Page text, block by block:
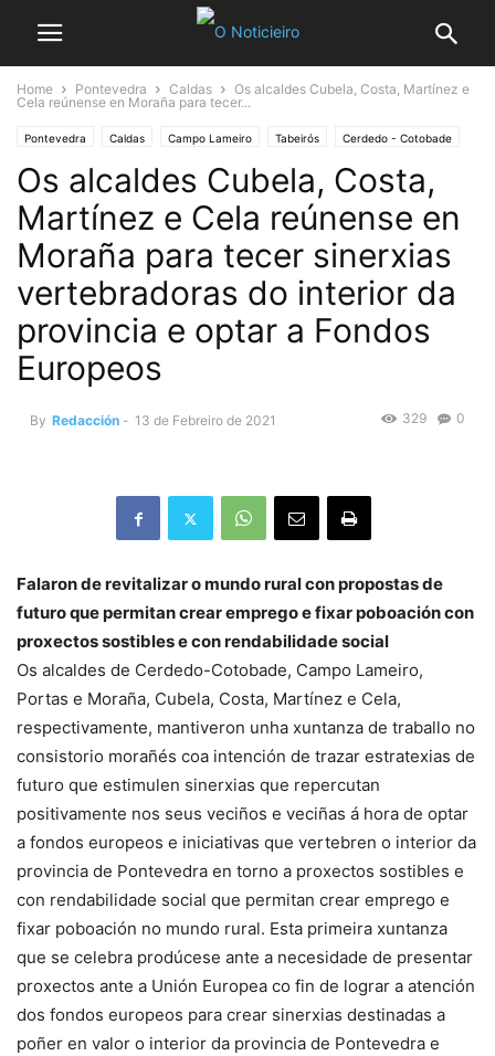
Home Pontevedra Caldas
Os alcaldes Cubela, Costa, Martínez e
Cela reúnense en Moraña para tecer...
Pontevedra Caldas Campo Lameiro Tabeirós Cerdedo - Cotobade
Moraña Portas
Os alcaldes Cubela, Costa,
Martínez e Cela reúnense en
Moraña para tecer sinerxias
vertebradoras do interior da
provincia e optar a Fondos
Europeos
By Redacción - 13 de Febreiro de 2021 0
329
Falaron de revitalizar o mundo rural con propostas de
futuro que permitan crear emprego e fixar poboación con
proxectos sostibles e con rendabilidade social
Os alcaldes de Cerdedo-Cotobade, Campo Lameiro,
Portas e Moraña, Cubela, Costa, Martínez e Cela,
respectivamente, mantiveron unha xuntanza de traballo no
consistorio morañés coa intención de trazar estratexias de
futuro que estimulen sinerxias que repercutan
positivamente nos seus veciños e veciñas á hora de optar
a fondos europeos e iniciativas que vertebren o interior da
provincia de Pontevedra en torno a proxectos sostibles e
con rendabilidade social que permitan crear emprego e
fixar poboación no mundo rural. Esta primeira xuntanza
que se celebra prodúcese ante a necesidade de presentar
proxectos ante a Unión Europea co fin de lograr a atención
dos fondos europeos para crear sinerxias destinadas a
poñer en valor o interior da provincia de Pontevedra e